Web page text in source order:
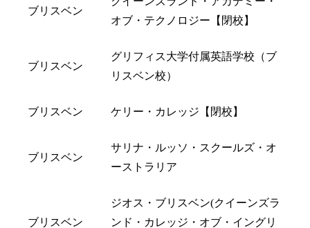
ブリスベン
オブ・テクノロジー【閉校】
ブリスベン
グリフィス大学付属英語学校（ブ
リスベン校）
ブリスベン ケリー・カレッジ【閉校】
ブリスベン
サリナ・ルッソ・スクールズ・オ
ーストラリア
ブリスベン
ジオス・ブリスベン(クイーンズラ
ンド・カレッジ・オブ・イングリ